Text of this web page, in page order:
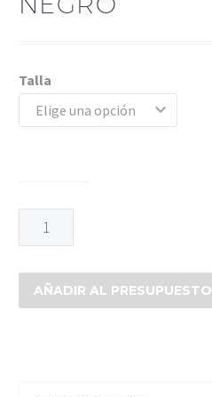
Talla
Elige una opción
GUANTE
PU-
NEGRO
cantidad
AÑADIR AL PRESUPUESTO